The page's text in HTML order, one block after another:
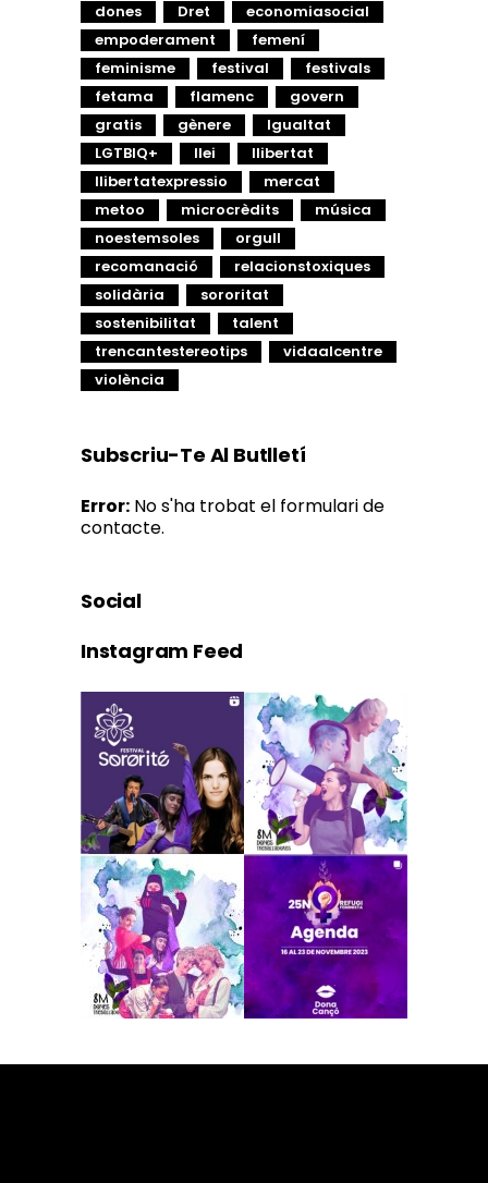
dones
Dret
economiasocial
empoderament
femení
feminisme
festival
festivals
fetama
flamenc
govern
gratis
gènere
Igualtat
LGTBIQ+
llei
llibertat
llibertatexpressio
mercat
metoo
microcrèdits
música
noestemsoles
orgull
recomanació
relacionstoxiques
solidària
sororitat
sostenibilitat
talent
trencantestereotips
vidaalcentre
violència
Subscriu-Te Al Butlletí
Error: No s'ha trobat el formulari de
contacte.
Social
Instagram Feed